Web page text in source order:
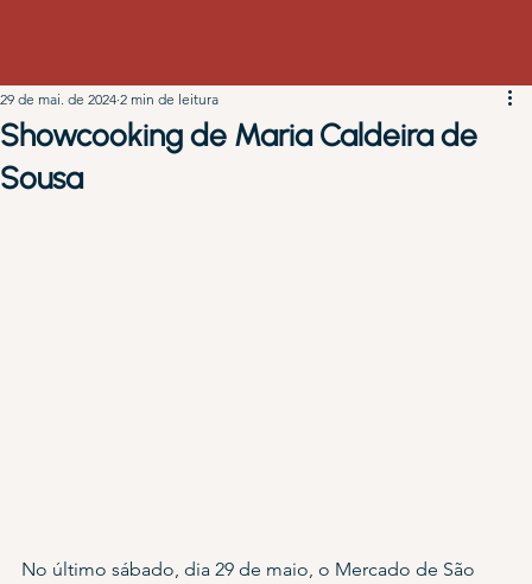
Showcooking de Maria Caldeira de
Sousa
29 de mai. de 2024 2 min de leitura
No último sábado, dia 29 de maio, o Mercado de São